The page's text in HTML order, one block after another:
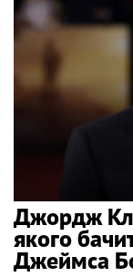
Джордж
якого
Джеймса